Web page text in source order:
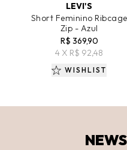
LEVI'S
Short Feminino Ribcage
Zip - Azul
R$ 369,90
4 X R$ 92,48
WISHLIST